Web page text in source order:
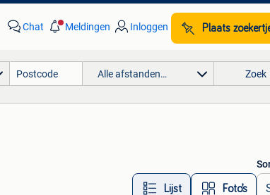
Chat Meldingen Inloggen Plaats
Alle afstanden… Zoek
Lijst Foto’s